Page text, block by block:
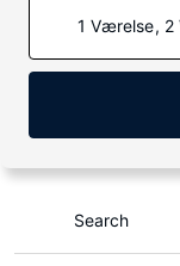
1 Værelse, 2
Search